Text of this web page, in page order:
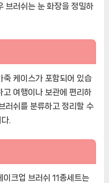
브러쉬는 눈 화장을 정밀하
죽 케이스가 포함되어 있습
고 여행이나 보관에 편리하
러쉬를 분류하고 정리할 수
.
크업 브러쉬 11종세트는